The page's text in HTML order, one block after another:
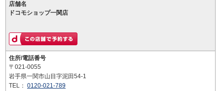
店舗名
ドコモショップ一関店
住所/電話番号
〒021-0055
岩手県一関市山目字泥田54-1
TEL： 0120-021-789